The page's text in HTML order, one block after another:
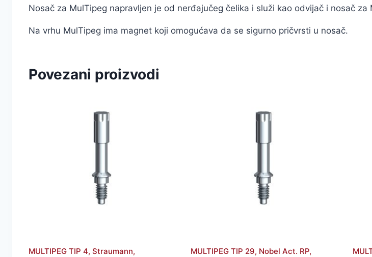
Nosač za MulTipeg napravljen je od nerđajučeg čelika i služi kao odvijač i nosač za
Na vrhu MulTipeg ima magnet koji omogućava da se sigurno pričvrsti u nosač.
Povezani proizvodi
MULTIPEG TIP 4, Straumann, MULTIPEG TIP 29, Nobel Act. RP,